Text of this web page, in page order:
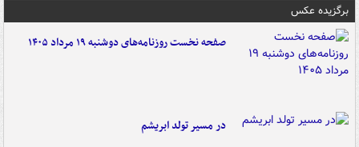
برگزیده عکس
صفحه نخست روزنامه‌های دوشنبه ۱۹ مرداد ۱۴۰۵
در مسیر تولد ابریشم